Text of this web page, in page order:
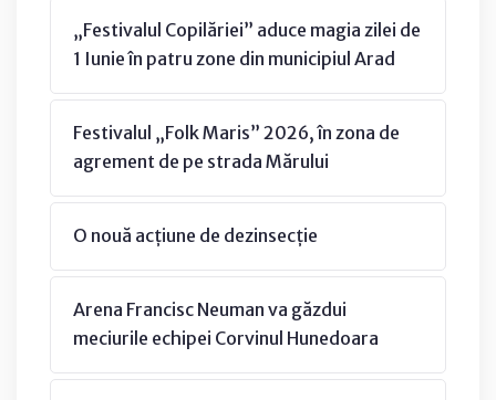
„Festivalul Copilăriei” aduce magia zilei de
1 Iunie în patru zone din municipiul Arad
Festivalul „Folk Maris” 2026, în zona de
agrement de pe strada Mărului
O nouă acțiune de dezinsecție
Arena Francisc Neuman va găzdui
meciurile echipei Corvinul Hunedoara